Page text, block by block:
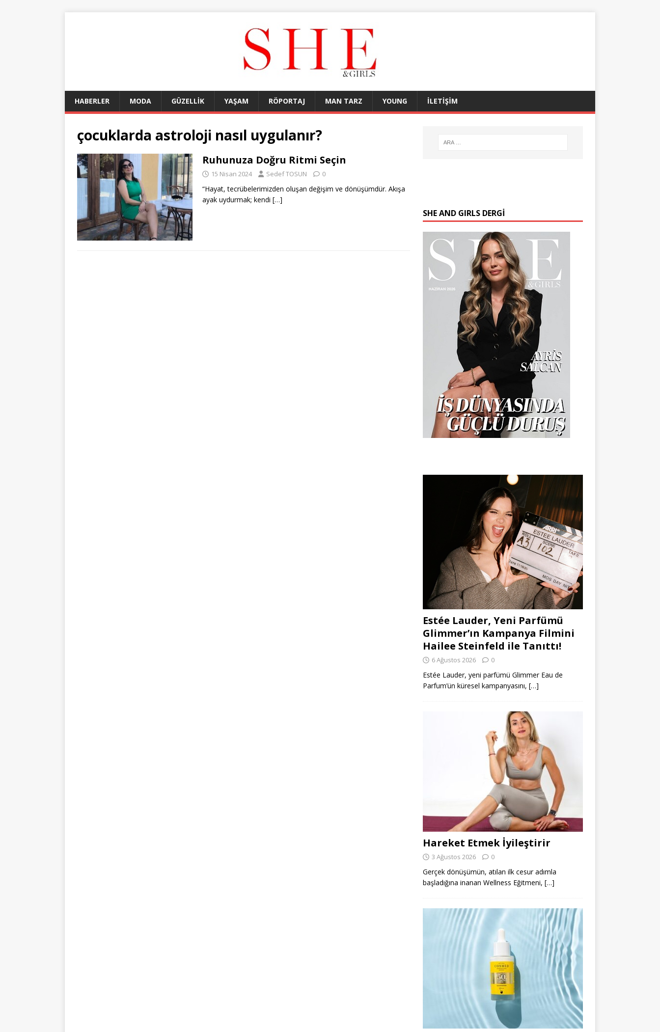
HABERLER MODA GÜZELLİK YAŞAM RÖPORTAJ MAN TARZ YOUNG İLETİŞİM
çocuklarda astroloji nasıl uygulanır?
Ruhunuza Doğru Ritmi Seçin
15 Nisan 2024 Sedef TOSUN 0
“Hayat, tecrübelerimizden oluşan değişim ve dönüşümdür. Akışa
ayak uydurmak; kendi […]
SHE AND GIRLS DERGİ
Estée Lauder, Yeni Parfümü
Glimmer’ın Kampanya Filmini
Hailee Steinfeld ile Tanıttı!
6 Ağustos 2026 0
Estée Lauder, yeni parfümü Glimmer Eau de
Parfum’ün küresel kampanyasını, […]
Hareket Etmek İyileştirir
3 Ağustos 2026 0
Gerçek dönüşümün, atılan ilk cesur adımla
başladığına inanan Wellness Eğitmeni, […]